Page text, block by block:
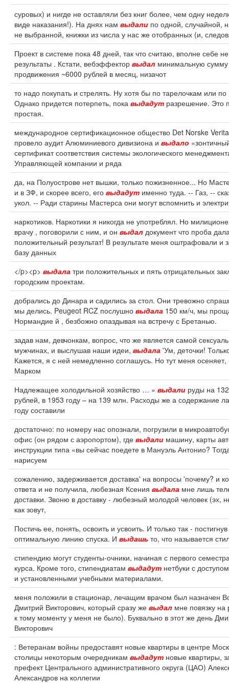
суровых) и нигде не оставляли без книг более, чем одну
виде наказания!). На днях нам выдали по одной, случайной,
не выбранной, книжки из числа у нас же отобранных (и,
Проект в системе пока 48 дней, так что считаю, вполне себе
результаты . Кстати, вебэффектор выдал минимальную
продвижения ~6000 рублей в месяц, низачот
то надо покупать и стрелять. Ну хотя бы по тарелочкам или
Однако придется потерпеть, пока выдадут разрешение. Это
простая.
международное сертификационное общество Det Norske
провело аудит Алюминиевого дивизиона и выдало
сертификат соответствия системы экологического
Управляющей компании и ряда
да, на Полуострове нет вышки, только пожизненное... Но
и в ЗФ, и скорее всего, его выдадут именно туда. -- Газ, --
укол. -- Ради старины Мастерса они могут вспомнить и
наркотиков. Наркотики я никогда не употреблял. Но
врачу , поговорили с ним, и он выдал документ что проба
положительный результат! В результате меня оштрафовали и
базу данных
</p><p> выдала три положительных и пять отрицательных
городским проектам.
добрались до Динара и садились за стол. Они тревожно
мы делись. Peugeot RCZ послушно выдала 150 км/ч, мы
Нормандие й , безбожно опаздывая на встречу с Бретанью.
задав нам, девчонкам, вопрос, что же является самой
мужчинах, и выслушав наши идеи, выдала 'Ум, деточки!
Кажется, я с ней немедленно соглашусь. Но тут меня
Марком
Надлежащее холодильной хозяйство … » выдали руды на
рублей, в 1953 году – на 139 млн. Расходы же а содержание
году составили
достаточно: по номеру нас опознали, погрузили в
офис (он рядом с аэропортом), где выдали машину, карты
инструкции типа «вы сейчас поедете в Мануэль Антонио?
нарисуем
сожалению, задерживается доставка' на вопросы 'почему? и
ответа и не получила, любезная Ксения выдала мне лишь
доставки. Звоню в доставку - любезный молодой человек (эх,
как зовут,
Постичь ее, понять, освоить и усвоить. И только так -
оптимальную линию спуска. И выдашь то, что называется
стипендию могут студенты-очники, начиная с первого
курса. Кроме того, стипендиатам выдадут нетбуки с
и установленными учебными материалами.
меня положили в стационар, лечащим врачом был назначен
Дмитрий Викторович, который сразу же выдал мне повязку на
к тому моменту у меня не было). Буквально в этот же день
Викторович
: Ветеранам войны предоставят новые квартиры в центре
столицы некоторым очередникам выдадут новые квартиры,
префект Центрального административного округа (ЦАО)
Александров на коллегии